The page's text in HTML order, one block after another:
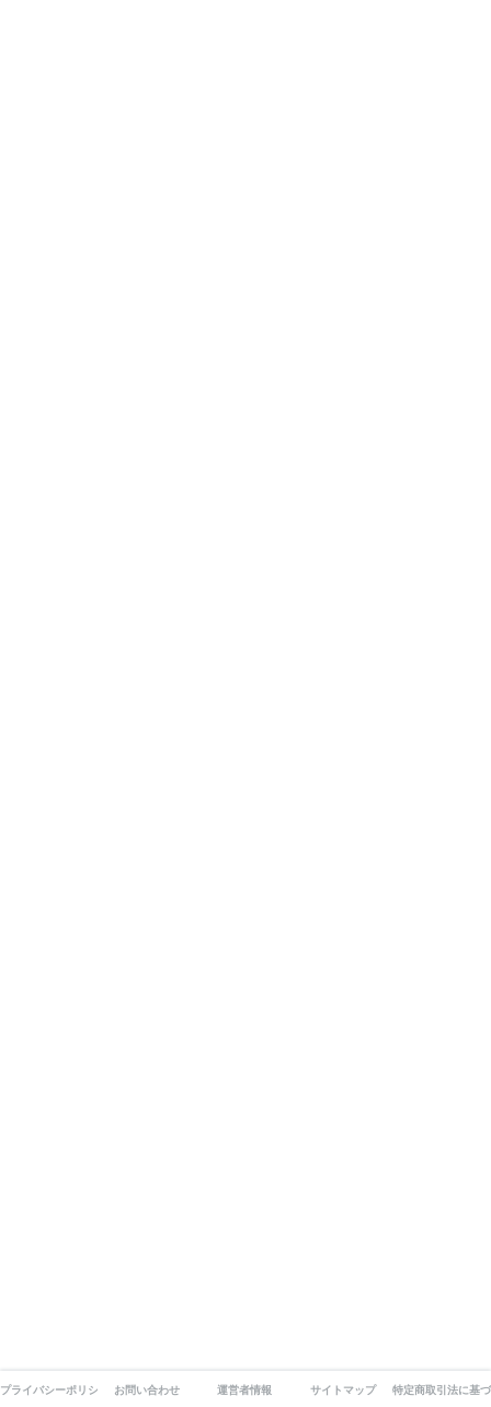
プライバシーポリシー お問い合わせ 運営者情報 サイトマップ 特定商取引法に基